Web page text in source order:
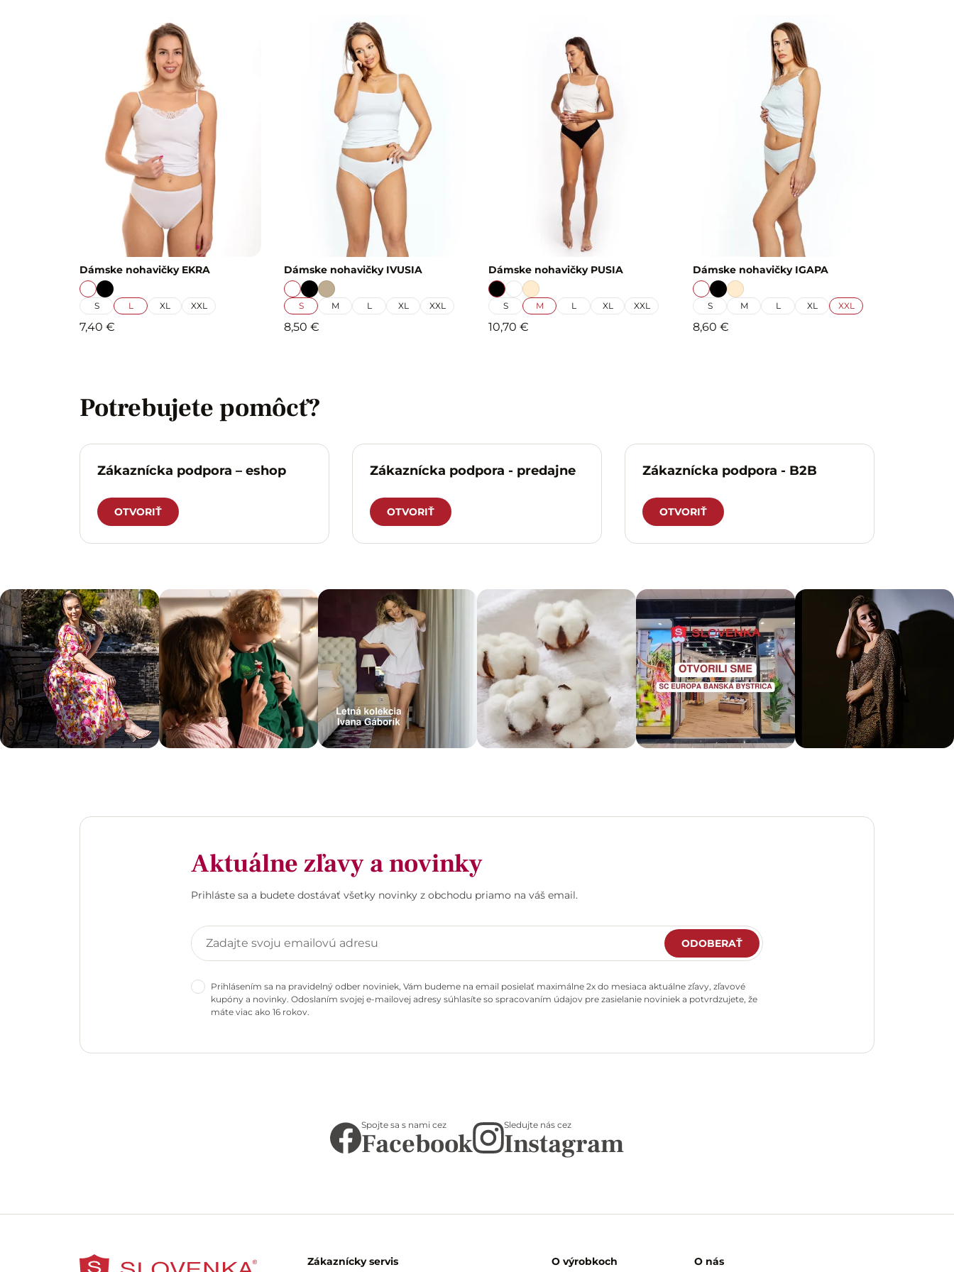
Dámske nohavičky EKRA
S L XL XXL
7,40 €
Dámske nohavičky IVUSIA
S M L XL XXL
8,50 €
Dámske nohavičky PUSIA
S M L XL XXL
10,70 €
Dámske nohavičky IGAPA
S M L XL XXL
8,60 €
Potrebujete pomôcť?
Zákaznícka podpora – eshop
OTVORIŤ
Zákaznícka podpora - predajne
OTVORIŤ
Zákaznícka podpora - B2B
OTVORIŤ
Aktuálne zľavy a novinky
Prihláste sa a budete dostávať všetky novinky z obchodu priamo na váš email.
ODOBERAŤ
Prihlásením sa na pravidelný odber noviniek, Vám budeme na email posielať maximálne 2x do mesiaca aktuálne zľavy, zľavové
kupóny a novinky. Odoslaním svojej e-mailovej adresy súhlasíte so spracovaním údajov pre zasielanie noviniek a potvrdzujete, že
máte viac ako 16 rokov.
Spojte sa s nami cez
Facebook
Sledujte nás cez
Instagram
Zákaznícky servis O výrobkoch O nás